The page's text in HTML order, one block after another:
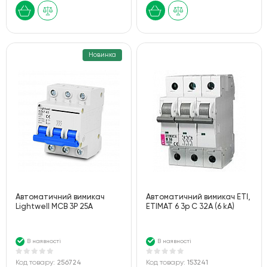
Новинка
Автоматичний вимикач
Lightwell MCB 3P 25A
В наявності
Код товару: 256724
Автоматичний вимикач ETI,
ETIMAT 6 3p C 32А (6 kA)
В наявності
Код товару:153241